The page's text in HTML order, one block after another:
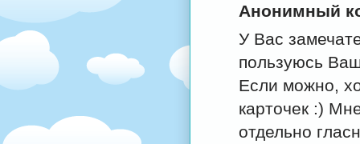
Анонимный
У Вас
пользуюсь
Если можно,
карточек :)
отдельно